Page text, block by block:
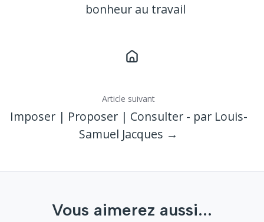
bonheur au travail
Article suivant
Imposer | Proposer | Consulter - par Louis-
Samuel Jacques →
Vous aimerez aussi...